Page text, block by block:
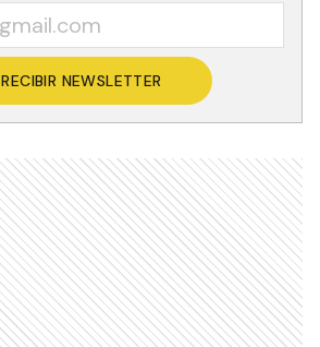
RECIBIR NEWSLETTER